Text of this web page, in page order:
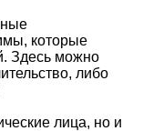
которые
Здесь можно
либо
лица, но и